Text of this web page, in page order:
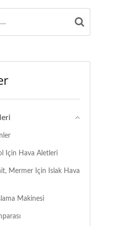
Için Hava Aletleri
Mermer Için Islak Hava
Makinesi